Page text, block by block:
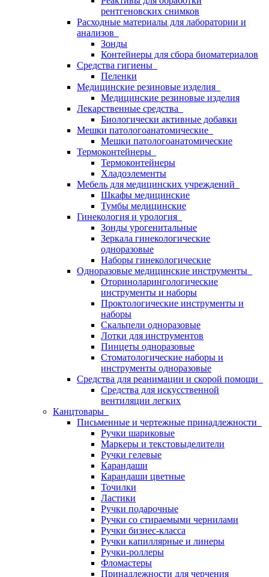
рентгеновских снимков
Расходные материалы для лаборатории и
анализов
Зонды
Контейнеры для сбора биоматериалов
Средства гигиены
Пеленки
Медицинские резиновые изделия
Медицинские резиновые изделия
Лекарственные средства
Биологически активные добавки
Мешки патологоанатомические
Мешки патологоанатомические
Термоконтейнеры
Термоконтейнеры
Хладоэлементы
Мебель для медицинских учреждений
Шкафы медицинские
Тумбы медицинские
Гинекология и урология
Зонды урогенитальные
Зеркала гинекологические
одноразовые
Наборы гинекологические
Одноразовые медицинские инструменты
Оториноларингологические
инструменты и наборы
Проктологические инструменты и
наборы
Скальпели одноразовые
Лотки для инструментов
Пинцеты одноразовые
Стоматологические наборы и
инструменты одноразовые
Средства для реанимации и скорой помощи
Средства для искусственной
вентиляции легких
Канцтовары
Письменные и чертежные принадлежности
Ручки шариковые
Маркеры и текстовыделители
Ручки гелевые
Карандаши
Карандаши цветные
Точилки
Ластики
Ручки подарочные
Ручки со стираемыми чернилами
Ручки бизнес-класса
Ручки капиллярные и линеры
Ручки-роллеры
Фломастеры
Принадлежности для черчения